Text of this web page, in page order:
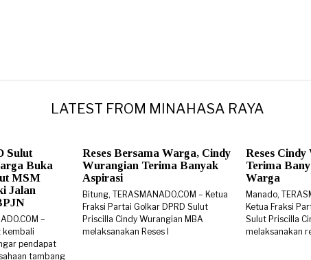
LATEST FROM MINAHASA RAYA
Sulut
Buka
MSM
Jalan
–
kembali
pendapat
tambang
Reses Bersama Warga, Cindy
Wurangian Terima Banyak
Aspirasi
Bitung, TERASMANADO.COM – Ketua
Fraksi Partai Golkar DPRD Sulut
Priscilla Cindy Wurangian MBA
melaksanakan Reses I
Reses
Terima
Warga
Manado,
Ketua Fraksi
Sulut Priscilla
melaksanakan